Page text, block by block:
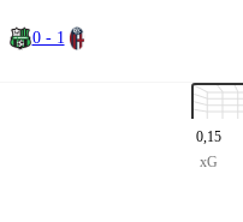
0 - 1
0,15
xG